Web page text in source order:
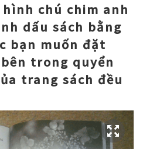
chú chim anh
dấu sách bằng
bạn muốn đặt
trong quyển
trang sách đều